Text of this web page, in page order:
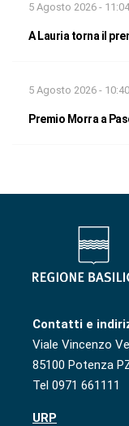
5 Agosto 2026 - 11:04
A Lauria torna il
5 Agosto 2026 - 10:40
Premio Morra a
Contatti e
Viale Vincenzo
85100 Potenza
Tel 0971 661111
URP